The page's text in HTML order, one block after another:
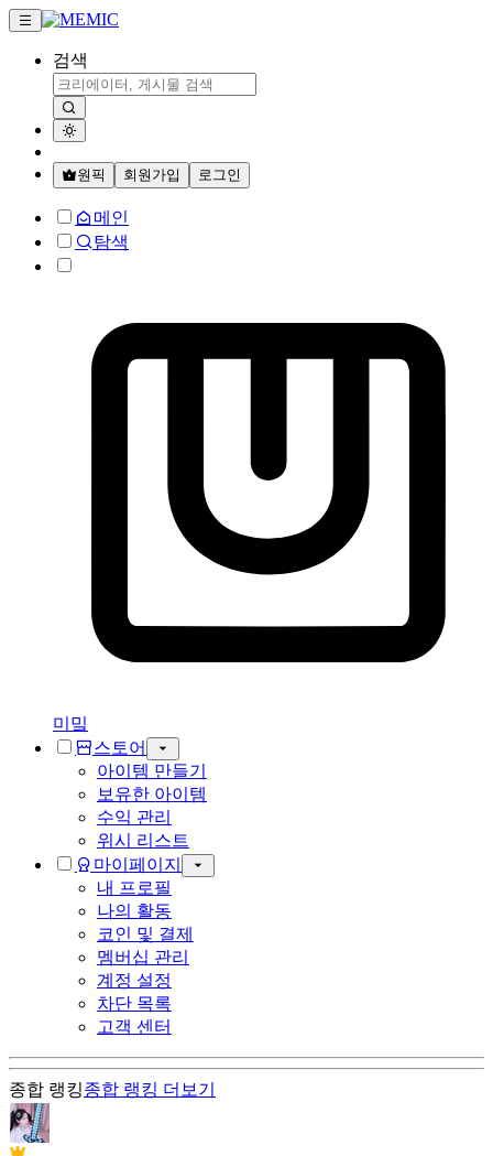
검색
원픽 회원가입 로그인
메인
탐색
미밐
스토어
아이템 만들기
보유한 아이템
수익 관리
위시 리스트
마이페이지
내 프로필
나의 활동
코인 및 결제
멤버십 관리
계정 설정
차단 목록
고객 센터
종합 랭킹종합 랭킹 더보기